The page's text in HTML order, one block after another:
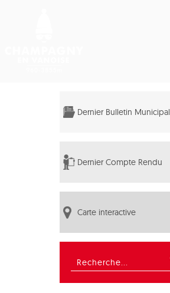
Dernier Bulletin Municipal
Dernier Compte Rendu
Carte interactive
Rechercher